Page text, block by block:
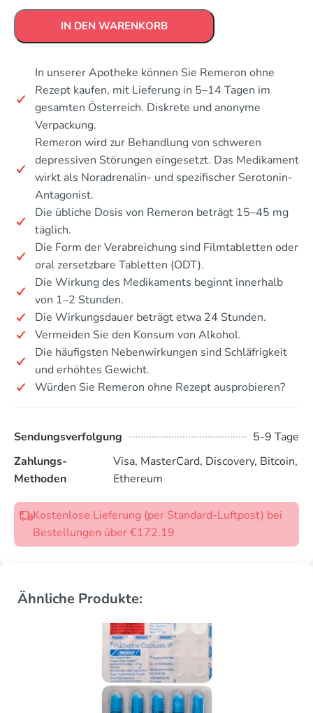
IN DEN WARENKORB
In unserer Apotheke können Sie Remeron ohne
Rezept kaufen, mit Lieferung in 5–14 Tagen im
gesamten Österreich. Diskrete und anonyme
Verpackung.
Remeron wird zur Behandlung von schweren
depressiven Störungen eingesetzt. Das Medikament
wirkt als Noradrenalin- und spezifischer Serotonin-
Antagonist.
Die übliche Dosis von Remeron beträgt 15–45 mg
täglich.
Die Form der Verabreichung sind Filmtabletten oder
oral zersetzbare Tabletten (ODT).
Die Wirkung des Medikaments beginnt innerhalb
von 1–2 Stunden.
Die Wirkungsdauer beträgt etwa 24 Stunden.
Vermeiden Sie den Konsum von Alkohol.
Die häufigsten Nebenwirkungen sind Schläfrigkeit
und erhöhtes Gewicht.
Würden Sie Remeron ohne Rezept ausprobieren?
Sendungsverfolgung
5-9 Tage
Zahlungs-
Methoden
Visa, MasterCard, Discovery, Bitcoin,
Ethereum
Kostenlose Lieferung (per Standard-Luftpost) bei
Bestellungen über €172.19
Ähnliche Produkte: